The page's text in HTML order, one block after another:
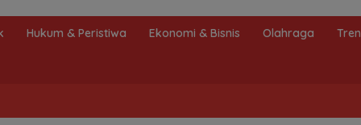
Hukum & Peristiwa Ekonomi & Bisnis Olahraga